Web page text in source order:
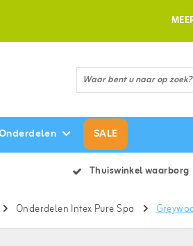
SALE
Thuiswinkel waarborg
Onderdelen Intex Pure Spa